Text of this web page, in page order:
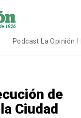
Podcast La Opinión
de
Ciudad